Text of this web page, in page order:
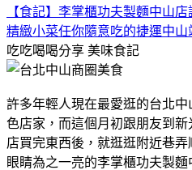
【食記】李掌櫃功夫製麵中山
精緻小菜任你隨意吃的捷運中山
吃吃喝喝分享 美味食記
許多年輕人現在最愛逛的台北
色店家，而這個月初跟朋友到
店買完東西後，就逛逛附近巷
眼睛為之一亮的李掌櫃功夫製